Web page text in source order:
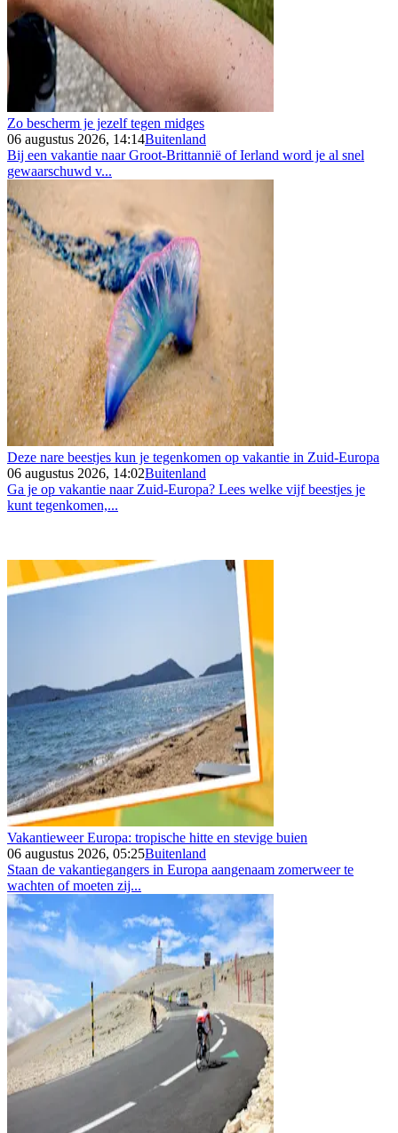
Zo bescherm je jezelf tegen midges
06 augustus 2026, 14:14Buitenland
Bij een vakantie naar Groot-Brittannië of Ierland word je al snel
gewaarschuwd v...
Deze nare beestjes kun je tegenkomen op vakantie in Zuid-Europa
06 augustus 2026, 14:02Buitenland
Ga je op vakantie naar Zuid-Europa? Lees welke vijf beestjes je
kunt tegenkomen,...
Vakantieweer Europa: tropische hitte en stevige buien
06 augustus 2026, 05:25Buitenland
Staan de vakantiegangers in Europa aangenaam zomerweer te
wachten of moeten zij...